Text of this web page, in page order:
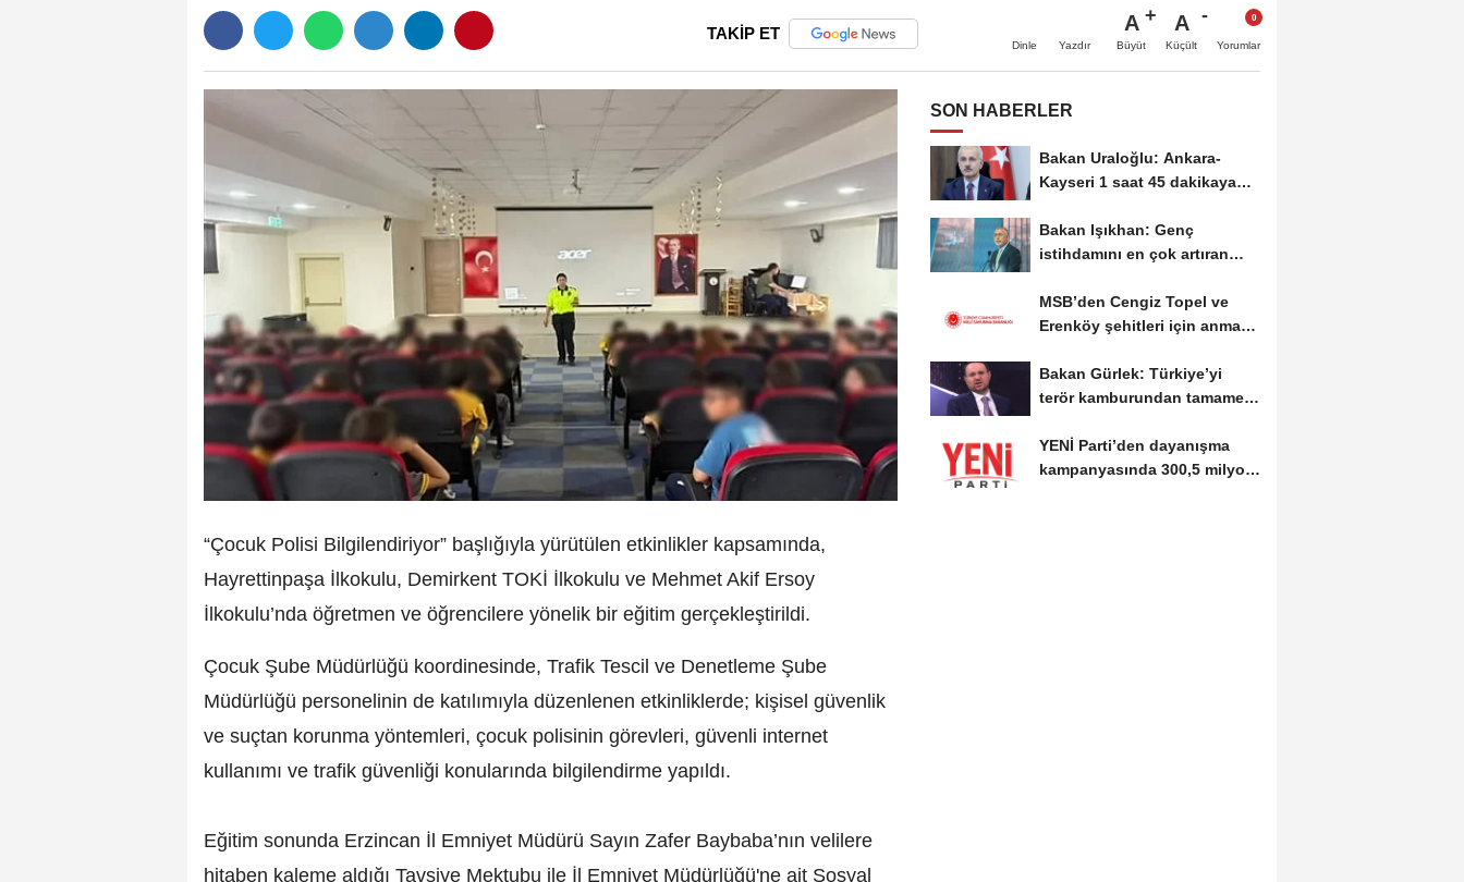
TAKİP ET
Dinle Yazdır
A
Büyüt
A
Küçült Yorumlar
“Çocuk Polisi Bilgilendiriyor” başlığıyla yürütülen etkinlikler kapsamında,
Hayrettinpaşa İlkokulu, Demirkent TOKİ İlkokulu ve Mehmet Akif Ersoy
İlkokulu’nda öğretmen ve öğrencilere yönelik bir eğitim gerçekleştirildi.
Çocuk Şube Müdürlüğü koordinesinde, Trafik Tescil ve Denetleme Şube
Müdürlüğü personelinin de katılımıyla düzenlenen etkinliklerde; kişisel güvenlik
ve suçtan korunma yöntemleri, çocuk polisinin görevleri, güvenli internet
kullanımı ve trafik güvenliği konularında bilgilendirme yapıldı.
Eğitim sonunda Erzincan İl Emniyet Müdürü Sayın Zafer Baybaba’nın velilere
hitaben kaleme aldığı Tavsiye Mektubu ile İl Emniyet Müdürlüğü'ne ait Sosyal
SON HABERLER
Bakan Uraloğlu: Ankara-
Kayseri 1 saat 45 dakikaya
Bakan Işıkhan: Genç
istihdamını en çok artıran
MSB’den Cengiz Topel ve
Erenköy şehitleri için anma
Bakan Gürlek: Türkiye’yi
terör kamburundan tamamen
YENİ Parti’den dayanışma
kampanyasında 300,5 milyon